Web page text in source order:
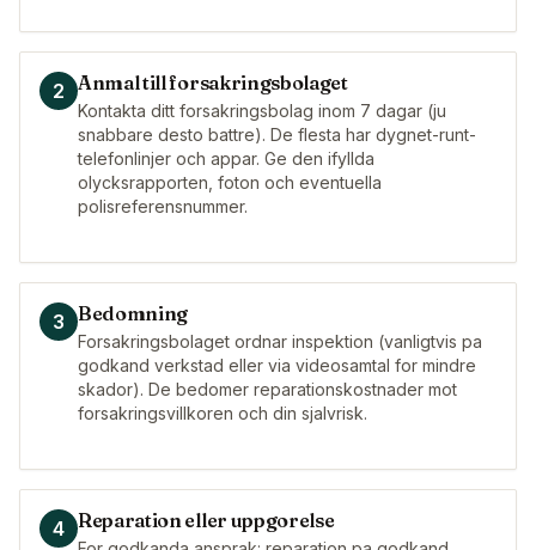
2 Anmal till forsakringsbolaget
Kontakta ditt forsakringsbolag inom 7 dagar (ju
snabbare desto battre). De flesta har dygnet-runt-
telefonlinjer och appar. Ge den ifyllda
olycksrapporten, foton och eventuella
polisreferensnummer.
3 Bedomning
Forsakringsbolaget ordnar inspektion (vanligtvis pa
godkand verkstad eller via videosamtal for mindre
skador). De bedomer reparationskostnader mot
forsakringsvillkoren och din sjalvrisk.
4 Reparation eller uppgorelse